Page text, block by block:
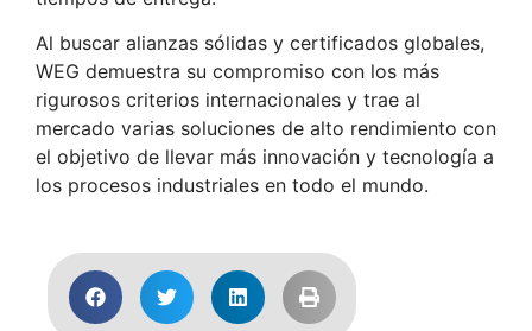
Al buscar alianzas sólidas y certificados globales,
WEG demuestra su compromiso con los más
rigurosos criterios internacionales y trae al
mercado varias soluciones de alto rendimiento con
el objetivo de llevar más innovación y tecnología a
los procesos industriales en todo el mundo.